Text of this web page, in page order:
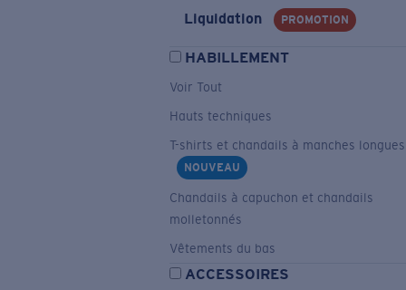
Liquidation PROMOTION
HABILLEMENT
Voir Tout
Hauts techniques
T-shirts et chandails à manches longues
NOUVEAU
Chandails à capuchon et chandails
molletonnés
Vêtements du bas
ACCESSOIRES